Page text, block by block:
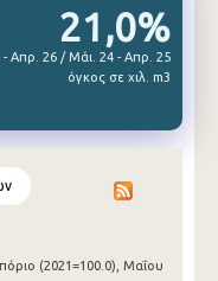
21,0%
- Απρ. 26 / Μάι. 24 - Απρ. 25
όγκος σε χιλ. m3
(2021=100.0), Μαΐου